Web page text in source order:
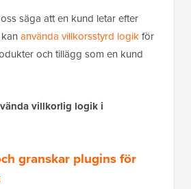
säga att en kund letar efter
använda villkorsstyrd logikför
och tillägg som en kund
villkorlig logik i
granskar plugins för